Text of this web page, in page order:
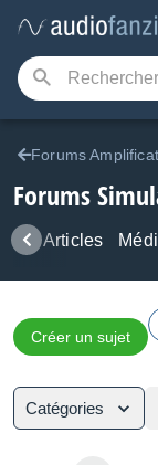
Forums
Forums
Articles
Créer un sujet
Catégories